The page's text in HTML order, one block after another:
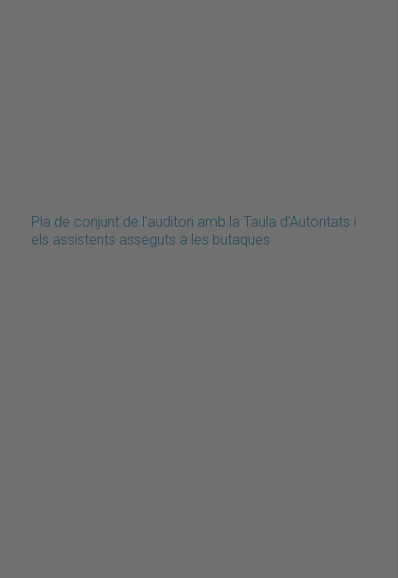
Pla de conjunt de l'auditori amb la Taula d'Autoritats i
els assistents asseguts a les butaques